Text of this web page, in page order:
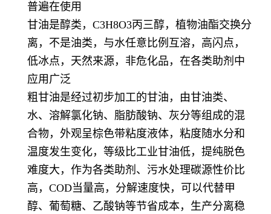
普遍在使用
甘油是醇类，C3H8O3丙三醇，植物油酯交换分
离，不是油类，与水任意比例互溶，高闪点，
低冰点，天然来源，非危化品，在各类助剂中
应用广泛
粗甘油是经过初步加工的甘油，由甘油类、
水、溶解氯化钠、脂肪酸钠、灰分等组成的混
合物，外观呈棕色带粘度液体，粘度随水分和
温度发生变化，等级比工业甘油低，提纯脱色
难度大，作为各类助剂、污水处理碳源性价比
高，COD当量高，分解速度快，可以代替甲
醇、葡萄糖、乙酸钠等节省成本，生产分离稳